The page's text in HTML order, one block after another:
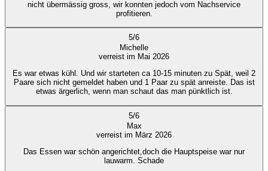
nicht übermässig gross, wir konnten jedoch vom Nachservice
profitieren.
5/6
Michelle
verreist im Mai 2026
Es war etwas kühl. Und wir starteten ca 10-15 minuten zu Spät, weil 2
Paare sich nicht gemeldet haben und 1 Paar zu spät anreiste. Das ist
etwas ärgerlich, wenn man schaut das man pünktlich ist.
5/6
Max
verreist im März 2026
Das Essen war schön angerichtet,doch die Hauptspeise war nur
lauwarm. Schade